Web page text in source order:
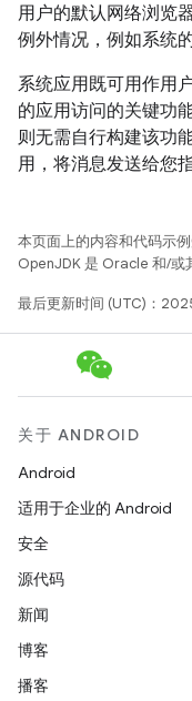
用户的默认网络浏览
例外情况，例如系统
系统应用既可用作用
的应用访问的关键功
则无需自行构建该功
用，将消息发送给您
本页面上的内容和代码示
OpenJDK 是 Oracle 和/或
最后更新时间 (UTC)：
关于 ANDROID
Android
适用于企业的 Android
安全
源代码
新闻
博客
播客